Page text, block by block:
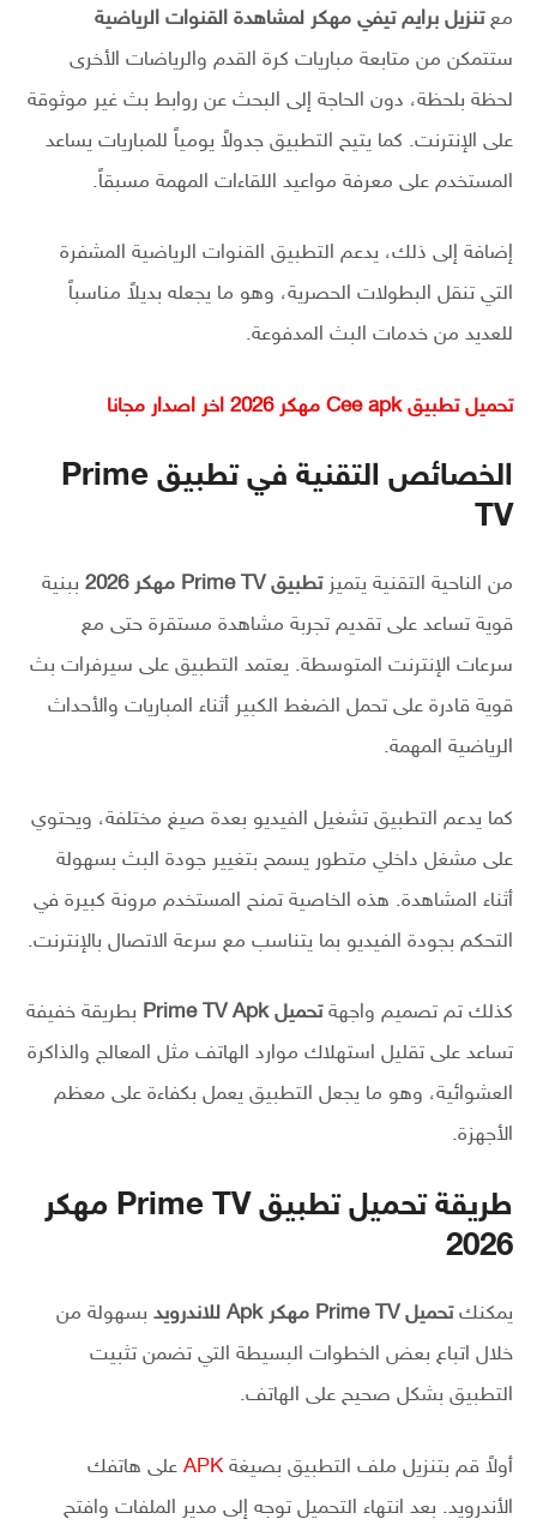
معتنزيل برايم تيفي مهكر لمشاهدة القنوات الرياضية
ستتمكن من متابعة مباريات كرة القدم والرياضات الأخرى
لحظة بلحظة، دون الحاجة إلى البحث عن روابط بث غير موثوقة
على الإنترنت. كما يتيح التطبيق جدولاً يومياً للمباريات يساعد
المستخدم على معرفة مواعيد اللقاءات المهمة مسبقاً.
إضافة إلى ذلك، يدعم التطبيق القنوات الرياضية المشفرة
التي تنقل البطولات الحصرية، وهو ما يجعله بديلاً مناسباً
للعديد من خدمات البث المدفوعة.
تحميل تطبيق Cee apk مهكر 2026 اخر اصدار مجانا
الخصائص التقنية في تطبيق Prime
TV
من الناحية التقنية يتميزتطبيق Prime TV مهكر 2026
ببنية
قوية تساعد على تقديم تجربة مشاهدة مستقرة حتى مع
سرعات الإنترنت المتوسطة. يعتمد التطبيق على سيرفرات بث
قوية قادرة على تحمل الضغط الكبير أثناء المباريات والأحداث
الرياضية المهمة.
كما يدعم التطبيق تشغيل الفيديو بعدة صيغ مختلفة، ويحتوي
على مشغل داخلي متطور يسمح بتغيير جودة البث بسهولة
أثناء المشاهدة. هذه الخاصية تمنح المستخدم مرونة كبيرة في
التحكم بجودة الفيديو بما يتناسب مع سرعة الاتصال بالإنترنت.
كذلك تم تصميم واجهةتحميل Prime TV Apk
بطريقة خفيفة
تساعد على تقليل استهلاك موارد الهاتف مثل المعالج والذاكرة
العشوائية، وهو ما يجعل التطبيق يعمل بكفاءة على معظم
الأجهزة.
طريقة تحميل تطبيق Prime TV مهكر
2026
يمكنكتحميل Prime TV مهكر Apk للاندرويد
بسهولة من
خلال اتباع بعض الخطوات البسيطة التي تضمن تثبيت
التطبيق بشكل صحيح على الهاتف.
أولاً قم بتنزيل ملف التطبيق بصيغةAPK على هاتفك
الأندرويد. بعد انتهاء التحميل توجه إلى مدير الملفات وافتح